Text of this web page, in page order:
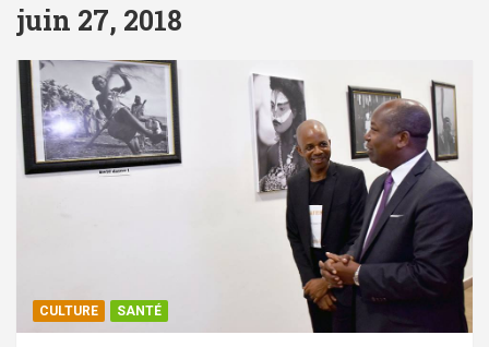
juin 27, 2018
CULTURE SANTÉ